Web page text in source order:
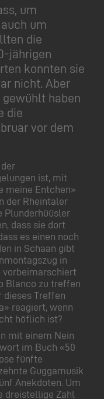
um
um
die
jährigen
konnten sie
nicht. Aber
haben
die
vor dem
ist, mit
meine Entchen»
der Rheintaler
Plunderhüüsler
dass sie dort
es einen noch
in Schaan gibt
in
vorbeimarschiert
Blanco zu treffen
dieses Treffen
reagiert, wenn
höflich ist?
mit einem Nein
im Buch «50
fünfte
Guggamusik
Anekdoten. Um
dreistellige Zahl